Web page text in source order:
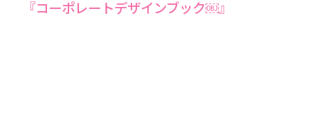
『コーポレートデザインブック￼』